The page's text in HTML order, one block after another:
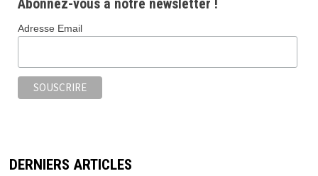
o
o
k
er
r
Abonnez-vous à notre newsletter !
Adresse Email
DERNIERS ARTICLES